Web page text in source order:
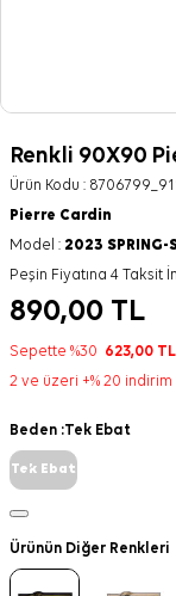
Renkli 90X90
Ürün Kodu :
Pierre Cardin
Model : 2023 SPRING-
Peşin Fiyatına 4 Taksit
890,00 TL
Sepette %30 623,00 TL
2 ve üzeri +% 20 indirim
Beden :Tek Ebat
Tek Ebat
Ürünün Diğer Renkleri